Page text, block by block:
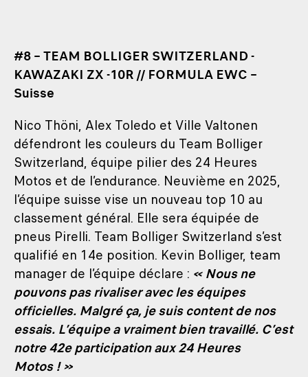
#8 – TEAM BOLLIGER SWITZERLAND -
KAWAZAKI ZX -10R // FORMULA EWC –
Suisse
Nico Thöni, Alex Toledo et Ville Valtonen
défendront les couleurs du Team Bolliger
Switzerland, équipe pilier des 24 Heures
Motos et de l’endurance. Neuvième en 2025,
l’équipe suisse vise un nouveau top 10 au
classement général. Elle sera équipée de
pneus Pirelli. Team Bolliger Switzerland s’est
qualifié en 14e position. Kevin Bolliger, team
manager de l’équipe déclare : « Nous ne
pouvons pas rivaliser avec les équipes
officielles. Malgré ça, je suis content de nos
essais. L’équipe a vraiment bien travaillé. C’est
notre 42e participation aux 24 Heures
Motos ! »